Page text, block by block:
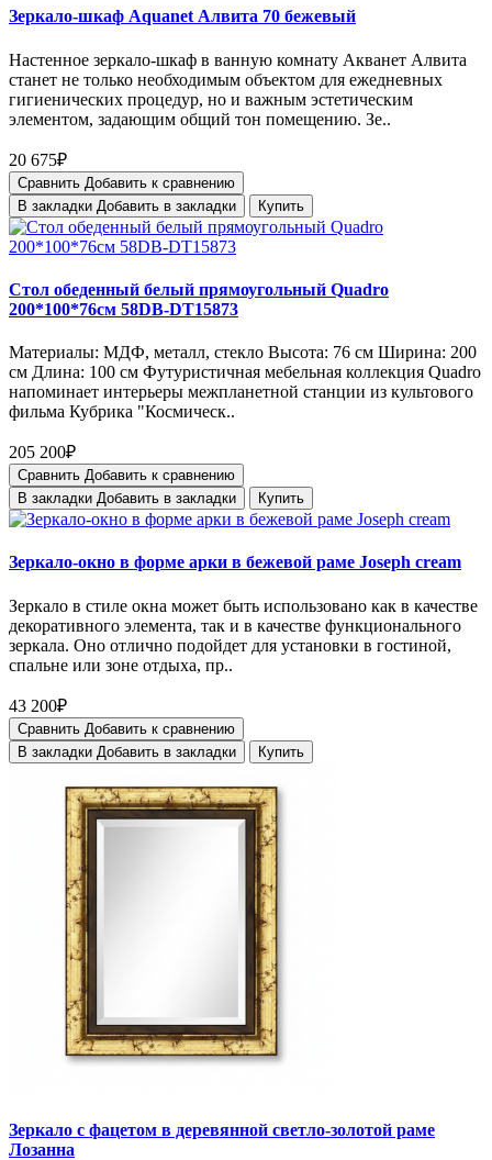
Зеркало-шкаф Aquanet Алвита 70 бежевый
Настенное зеркало-шкаф в ванную комнату Акванет Алвита
станет не только необходимым объектом для ежедневных
гигиенических процедур, но и важным эстетическим
элементом, задающим общий тон помещению. Зе..
20 675₽
Сравнить Добавить к сравнению
В закладки Добавить в закладки Купить
Стол обеденный белый прямоугольный Quadro
200*100*76см 58DB-DT15873
Материалы: МДФ, металл, стекло Высота: 76 см Ширина: 200
см Длина: 100 см Футуристичная мебельная коллекция Quadro
напоминает интерьеры межпланетной станции из культового
фильма Кубрика "Космическ..
205 200₽
Сравнить Добавить к сравнению
В закладки Добавить в закладки Купить
Зеркало-окно в форме арки в бежевой раме Joseph cream
Зеркало в стиле окна может быть использовано как в качестве
декоративного элемента, так и в качестве функционального
зеркала. Оно отлично подойдет для установки в гостиной,
спальне или зоне отдыха, пр..
43 200₽
Сравнить Добавить к сравнению
В закладки Добавить в закладки Купить
Зеркало с фацетом в деревянной светло-золотой раме
Лозанна